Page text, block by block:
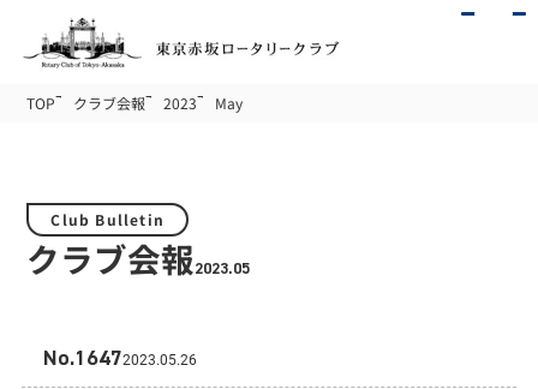
TOP クラブ会報 2023 May
Club Bulletin
クラブ会報2023.05
No.16472023.05.26